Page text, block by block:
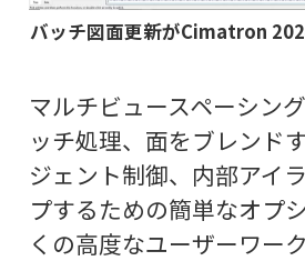
バッチ図面更新がCimatron
マルチビュースペーシン
ッチ処理、面をブレンド
ジェント制御、内部アイ
プするための簡単なオプ
くの高度なユーザーワー